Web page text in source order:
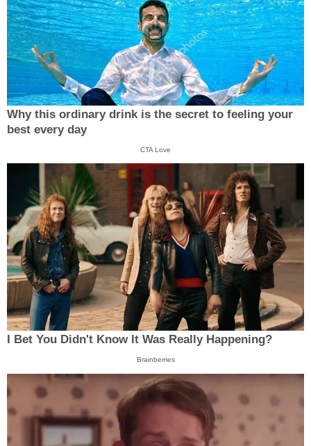
Why this ordinary drink is the secret to feeling your
best every day
CTA Love
I Bet You Didn't Know It Was Really Happening?
Brainberries